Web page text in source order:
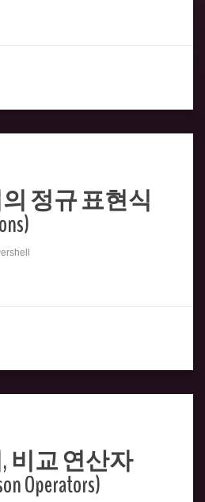
의 정규 표현식
, 비교 연산자
Operators)